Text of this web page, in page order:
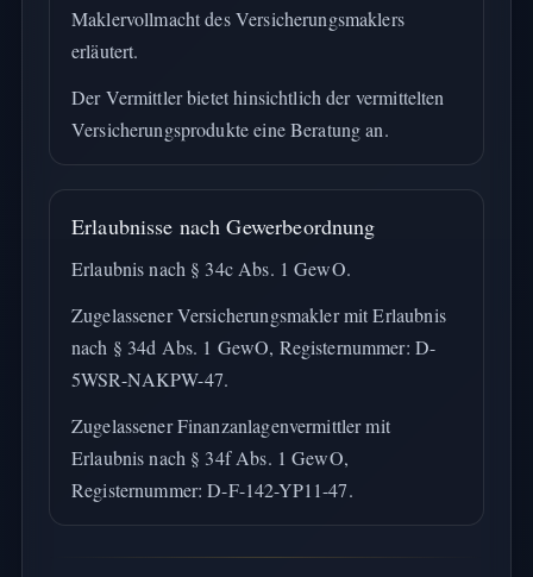
Maklervollmacht des Versicherungsmaklers
erläutert.
Der Vermittler bietet hinsichtlich der vermittelten
Versicherungsprodukte eine Beratung an.
Erlaubnisse nach Gewerbeordnung
Erlaubnis nach § 34c Abs. 1 GewO.
Zugelassener Versicherungsmakler mit Erlaubnis
nach § 34d Abs. 1 GewO, Registernummer: D-
5WSR-NAKPW-47.
Zugelassener Finanzanlagenvermittler mit
Erlaubnis nach § 34f Abs. 1 GewO,
Registernummer: D-F-142-YP11-47.